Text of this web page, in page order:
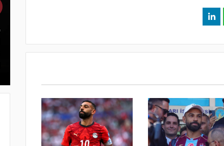
منذ 16 ساعة
هل يذهب لريال مدريد؟.. السيتي يرفض
محمد علي بن